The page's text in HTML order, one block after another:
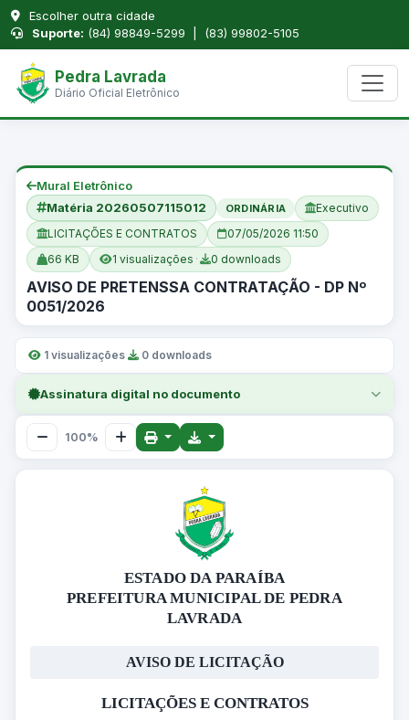
Escolher outra cidade
Suporte: (84) 98849-5299 | (83) 99802-5105
Pedra Lavrada
Diário Oficial Eletrônico
Mural Eletrônico
Matéria 20260507115012
ORDINÁRIA
Executivo
LICITAÇÕES E CONTRATOS
07/05/2026 11:50
66 KB
1 visualizações · 0 downloads
AVISO DE PRETENSSA CONTRATAÇÃO - DP Nº
0051/2026
1 visualizações 0 downloads
Assinatura digital no documento
100%
ESTADO DA PARAÍBA
PREFEITURA MUNICIPAL DE PEDRA
LAVRADA
AVISO DE LICITAÇÃO
LICITAÇÕES E CONTRATOS